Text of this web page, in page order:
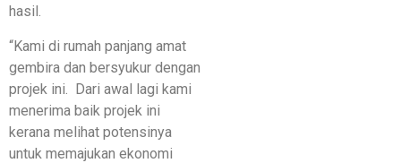
hasil.
“Kami di rumah panjang amat
gembira dan bersyukur dengan
projek ini. Dari awal lagi kami
menerima baik projek ini
kerana melihat potensinya
untuk memajukan ekonomi